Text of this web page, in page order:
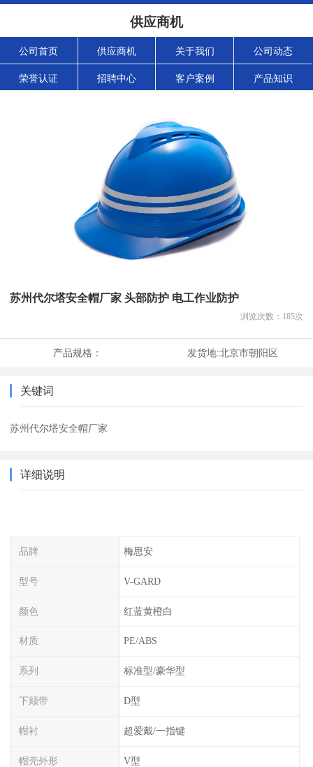
供应商机
公司首页 供应商机 关于我们 公司动态
荣誉认证 招聘中心 客户案例 产品知识
苏州代尔塔安全帽厂家 头部防护 电工作业防护
浏览次数： 185次
产品规格： 发货地:北京市朝阳区
关键词
苏州代尔塔安全帽厂家
详细说明
品牌 梅思安
型号 V-GARD
颜色 红蓝黄橙白
材质 PE/ABS
系列 标准型/豪华型
下颏带 D型
帽衬 超爱戴/一指键
帽壳外形 V型